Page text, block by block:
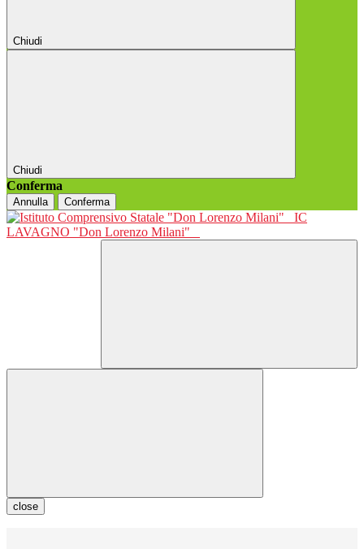
Chiudi
Chiudi
Conferma
Annulla Conferma
IC
LAVAGNO "Don Lorenzo Milani"
close